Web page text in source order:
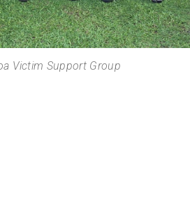
Victim Support Group